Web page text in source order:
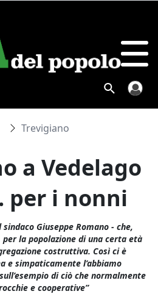
Trevigiano
a Vedelago
per i nonni
Giuseppe Romano - che,
la popolazione di una certa età
costruttiva. Così ci è
e simpaticamente l’abbiamo
di ciò che normalmente
e cooperative”